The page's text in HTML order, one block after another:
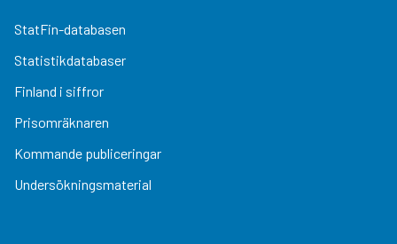
StatFin-databasen
Statistikdatabaser
Finland i siffror
Prisomräknaren
Kommande publiceringar
Undersökningsmaterial